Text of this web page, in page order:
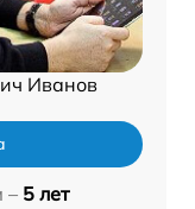
Иванов
– 5 лет